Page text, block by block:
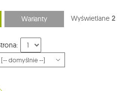
Warianty Wyświetlane 2